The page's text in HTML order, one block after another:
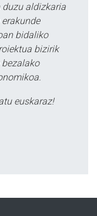
duzu aldizkaria
bidaliko
bizirik
euskaraz!